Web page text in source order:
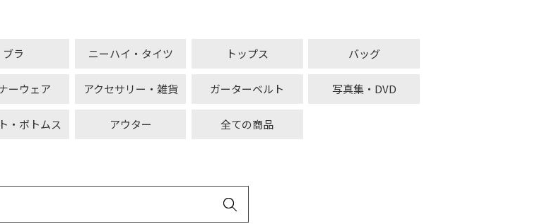
ブラ ニーハイ・タイツ トップス バッグ
ーウェア アクセサリー・雑貨 ガーターベルト 写真集・DVD
・ボトムス アウター 全ての商品